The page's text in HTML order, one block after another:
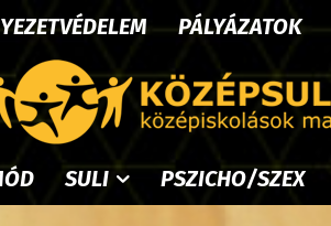
PÁLYÁZATOK
SULI PSZICHO/SZEX